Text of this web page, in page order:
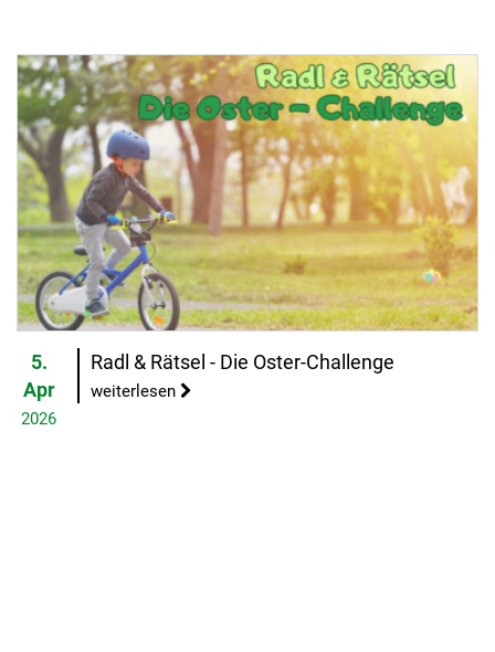
5.
Apr
2026
Radl & Rätsel - Die Oster-Challenge
weiterlesen